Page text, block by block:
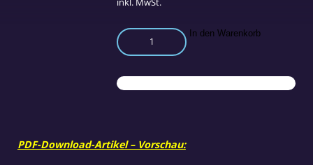
Ionisierter
Sauerstoff
kritischer
Beitrag
Menge
In den Warenkorb
PDF-Download-Artikel – Vorschau: